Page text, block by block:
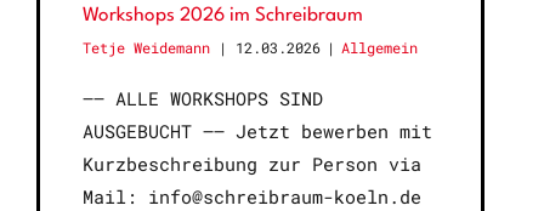
Workshops 2026 im Schreibraum
Tetje Weidemann
12.03.2026 | Allgemein
—– ALLE WORKSHOPS SIND
AUSGEBUCHT —– Jetzt bewerben mit
Kurzbeschreibung zur Person via
Mail: info@schreibraum-koeln.de